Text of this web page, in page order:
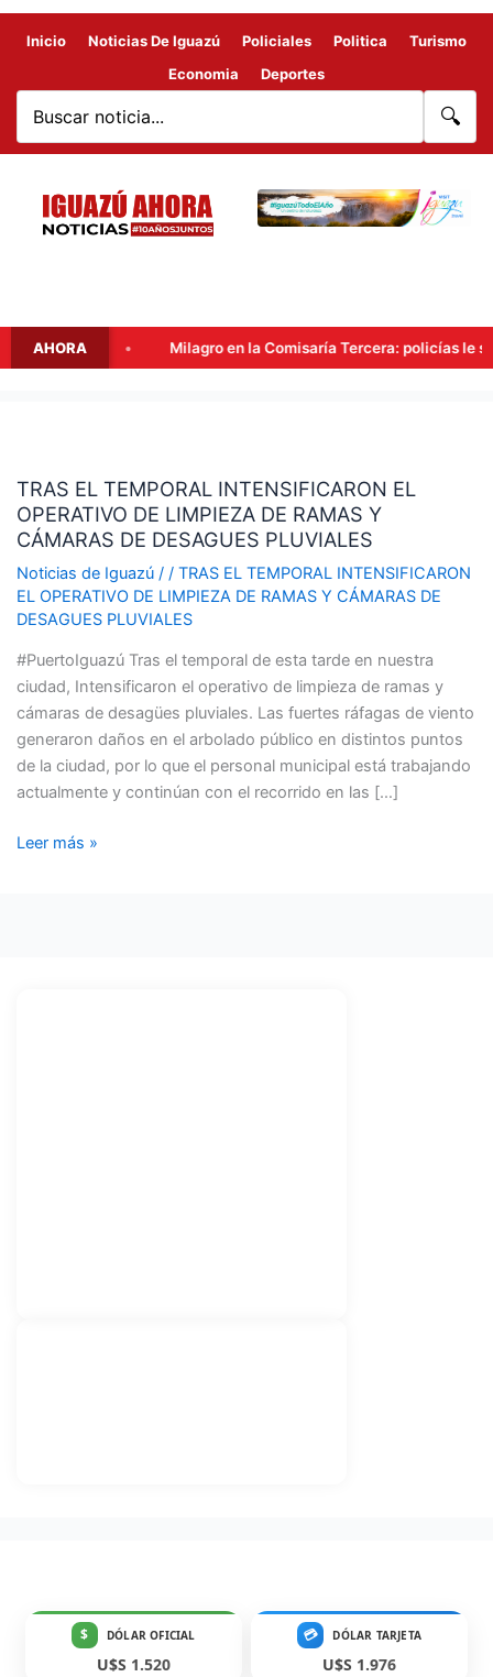
Inicio Noticias De Iguazú Policiales Politica
Turismo
Economia
Deportes
🔍
AHORA Milagro en la Comisaría Tercera: policías le
TRAS EL TEMPORAL INTENSIFICARON EL
OPERATIVO DE LIMPIEZA DE RAMAS Y
CÁMARAS DE DESAGUES PLUVIALES
Noticias de Iguazú/ / TRAS EL TEMPORAL INTENSIFICARON
EL OPERATIVO DE LIMPIEZA DE RAMAS Y CÁMARAS DE
DESAGUES PLUVIALES
#PuertoIguazú Tras el temporal de esta tarde en nuestra
ciudad, Intensificaron el operativo de limpieza de ramas y
cámaras de desagües pluviales. Las fuertes ráfagas de viento
generaron daños en el arbolado público en distintos puntos
de la ciudad, por lo que el personal municipal está trabajando
actualmente y continúan con el recorrido en las […]
TEMPORAL
INTENSIFICARON
EL
OPERATIVO
DE
LIMPIEZA
DE
RAMAS
DE
DESAGUES
Leer más »
$ DÓLAR OFICIAL
U$S 1.520
💳 DÓLAR TARJETA
U$S 1.976